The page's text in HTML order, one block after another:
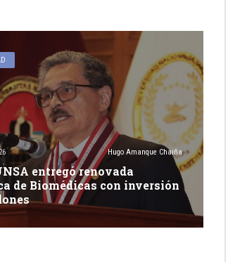
Hugo Amanque Chaiña
entregó renovada
de Biomédicas con inversión